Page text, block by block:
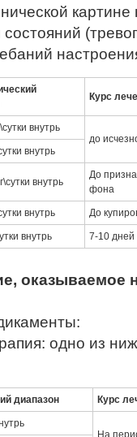
Курс
внутрь
до
внутрь
внутрь
До
фона
внутрь До
внутрь 7-10 дней
оказываемое
одно из
диапазон Курс
На